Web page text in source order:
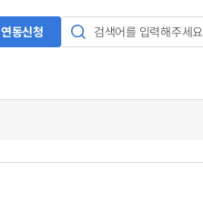
연동신청 검색어를 입력해주세요